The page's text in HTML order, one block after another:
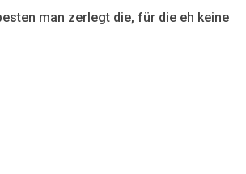
man zerlegt die, für die eh keine